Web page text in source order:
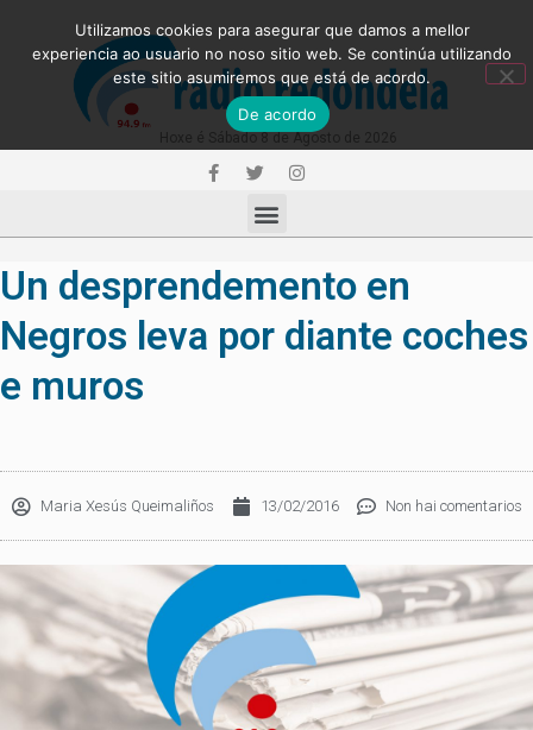
Un desprendemento en
Negros leva por diante coches
e muros
Maria Xesús Queimaliños 13/02/2016 Non hai comentarios
Utilizamos cookies para asegurar que damos a mellor
experiencia ao usuario no noso sitio web. Se continúa utilizando
este sitio asumiremos que está de acordo.
De acordo